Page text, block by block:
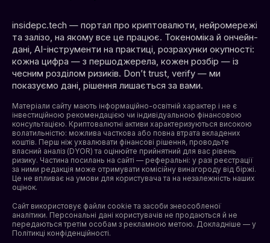
insidepc.tech — портал про криптовалюти, нейромережі
та залізо, на якому все це працює. Токеноміка й ончейн-
дані, AI-інструменти на практиці, розрахунки окупності:
кожна цифра — з першоджерела, кожен розбір — із
чесним розділом ризиків. Don’t trust, verify — ми
показуємо дані, рішення лишається за вами.
Матеріали сайту мають інформаційно-освітній характер і не є
інвестиційною рекомендацією чи індивідуальною фінансовою
консультацією. Криптовалютні активи характеризуються високою
волатильністю: можлива часткова або повна втрата вкладених
коштів. Перш ніж ухвалювати фінансові рішення, проводьте
власний аналіз (DYOR) та оцінюйте прийнятний для вас рівень
ризику. Частина посилань на сайті — реферальні: у разі реєстрації
за ними редакція може отримувати комісійну винагороду від біржі.
Це не впливає на умови для користувача та на незалежність наших
оцінок.
Сайт використовує файли cookie та засоби знеособленої
аналітики. Персональні дані користувачів не продаються й не
передаються третім особам з рекламною метою. Докладніше — у
Політикці конфіденційності.